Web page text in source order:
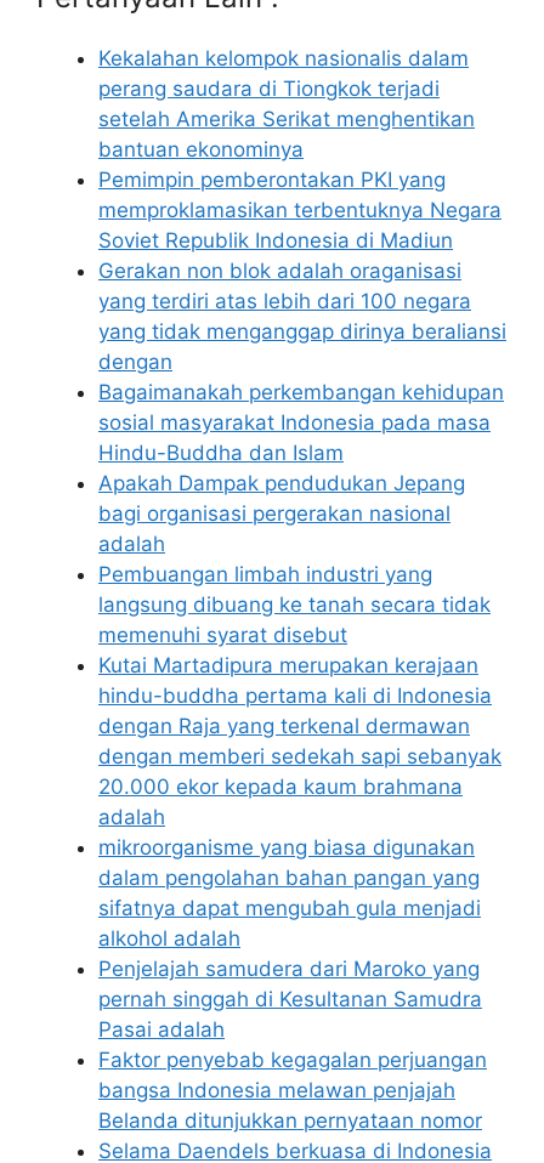
Kekalahan kelompok nasionalis dalam
perang saudara di Tiongkok terjadi
setelah Amerika Serikat menghentikan
bantuan ekonominya
Pemimpin pemberontakan PKI yang
memproklamasikan terbentuknya Negara
Soviet Republik Indonesia di Madiun
Gerakan non blok adalah oraganisasi
yang terdiri atas lebih dari 100 negara
yang tidak menganggap dirinya beraliansi
dengan
Bagaimanakah perkembangan kehidupan
sosial masyarakat Indonesia pada masa
Hindu-Buddha dan Islam
Apakah Dampak pendudukan Jepang
bagi organisasi pergerakan nasional
adalah
Pembuangan limbah industri yang
langsung dibuang ke tanah secara tidak
memenuhi syarat disebut
Kutai Martadipura merupakan kerajaan
hindu-buddha pertama kali di Indonesia
dengan Raja yang terkenal dermawan
dengan memberi sedekah sapi sebanyak
20.000 ekor kepada kaum brahmana
adalah
mikroorganisme yang biasa digunakan
dalam pengolahan bahan pangan yang
sifatnya dapat mengubah gula menjadi
alkohol adalah
Penjelajah samudera dari Maroko yang
pernah singgah di Kesultanan Samudra
Pasai adalah
Faktor penyebab kegagalan perjuangan
bangsa Indonesia melawan penjajah
Belanda ditunjukkan pernyataan nomor
Selama Daendels berkuasa di Indonesia